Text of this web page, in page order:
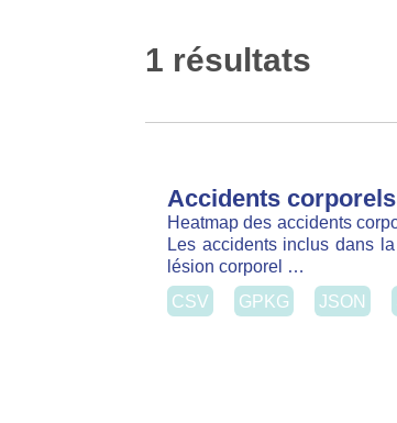
1 résultats
Accidents corporels
Heatmap des accidents
accidents inclus dans la
corporel …
CSV
GPKG JSON